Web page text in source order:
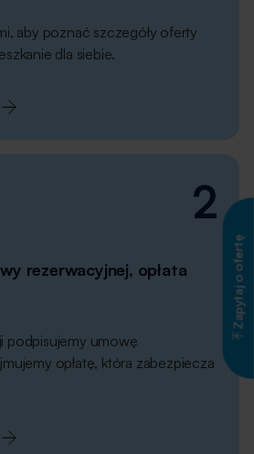
aby poznać szczegóły oferty
dla siebie.
2
rezerwacyjnej, opłata
podpisujemy umowę
opłatę, która zabezpiecza
Zapytaj o ofertę